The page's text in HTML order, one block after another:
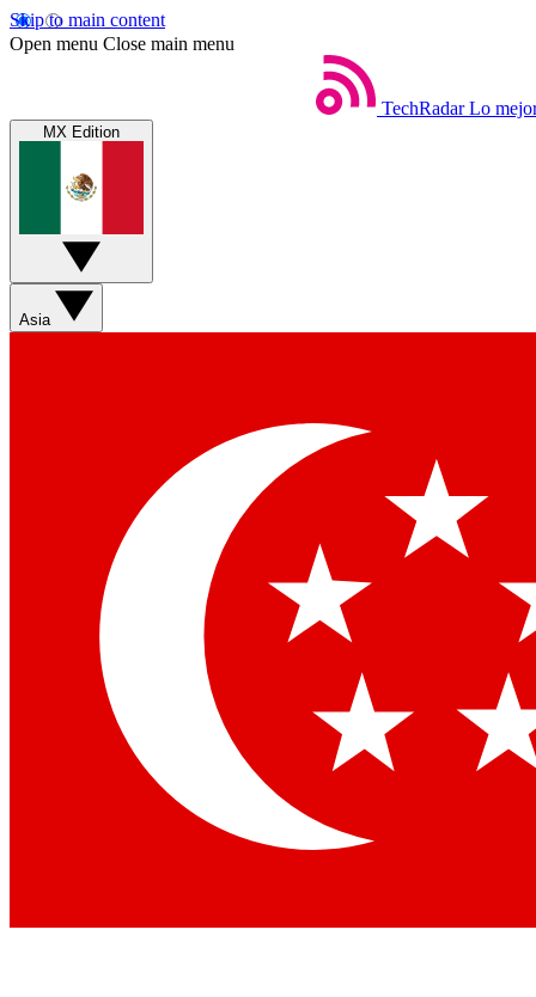
Skip to main content
Open menu Close main menu
TechRadar Lo
MX Edition
Asia